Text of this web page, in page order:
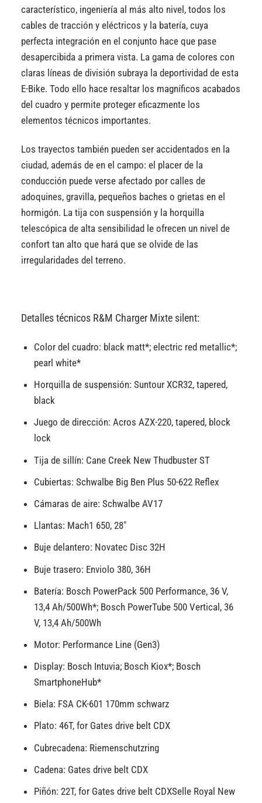
característico, ingeniería al más alto nivel, todos los
cables de tracción y eléctricos y la batería, cuya
perfecta integración en el conjunto hace que pase
desapercibida a primera vista. La gama de colores con
claras líneas de división subraya la deportividad de esta
E-Bike. Todo ello hace resaltar los magníficos acabados
del cuadro y permite proteger eficazmente los
elementos técnicos importantes.
Los trayectos también pueden ser accidentados en la
ciudad, además de en el campo: el placer de la
conducción puede verse afectado por calles de
adoquines, gravilla, pequeños baches o grietas en el
hormigón. La tija con suspensión y la horquilla
telescópica de alta sensibilidad le ofrecen un nivel de
confort tan alto que hará que se olvide de las
irregularidades del terreno.
Detalles técnicos R&M Charger Mixte silent:
Color del cuadro: black matt*; electric red metallic*;
pearl white*
Horquilla de suspensión: Suntour XCR32, tapered,
black
Juego de dirección: Acros AZX-220, tapered, block
lock
Tija de sillín: Cane Creek New Thudbuster ST
Cubiertas: Schwalbe Big Ben Plus 50-622 Reflex
Cámaras de aire: Schwalbe AV17
Llantas: Mach1 650, 28″
Buje delantero: Novatec Disc 32H
Buje trasero: Enviolo 380, 36H
Batería: Bosch PowerPack 500 Performance, 36 V,
13,4 Ah/500Wh*; Bosch PowerTube 500 Vertical, 36
V, 13,4 Ah/500Wh
Motor: Performance Line (Gen3)
Display: Bosch Intuvia; Bosch Kiox*; Bosch
SmartphoneHub*
Biela: FSA CK-601 170mm schwarz
Plato: 46T, for Gates drive belt CDX
Cubrecadena: Riemenschutzring
Cadena: Gates drive belt CDX
Piñón: 22T, for Gates drive belt CDXSelle Royal New